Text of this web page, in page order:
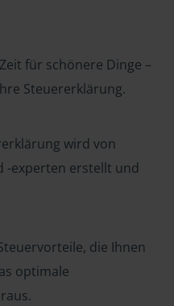
für schönere Dinge –
Steuererklärung.
wird von
-experten erstellt und
die Ihnen
optimale